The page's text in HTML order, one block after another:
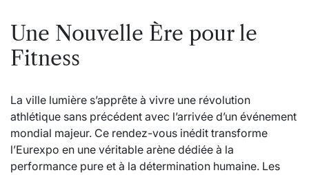
Une Nouvelle Ère pour le
Fitness
La ville lumière s’apprête à vivre une révolution
athlétique sans précédent avec l’arrivée d’un événement
mondial majeur. Ce rendez-vous inédit transforme
l’Eurexpo en une véritable arène dédiée à la
performance pure et à la détermination humaine. Les